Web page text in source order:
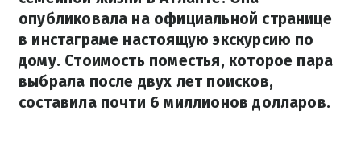
опубликовала на официальной странице
в инстаграме настоящую экскурсию по
дому. Стоимость поместья, которое пара
выбрала после двух лет поисков,
составила почти 6 миллионов долларов.